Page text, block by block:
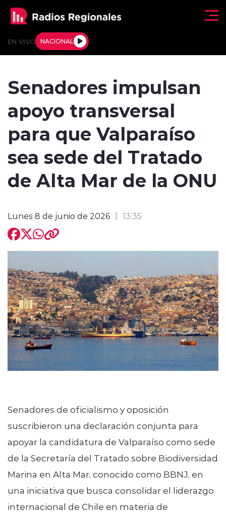
EN VIVO NACIONAL
Tendencias
Deportes
Internacional
Entrevistas
modo claro
Senadores impulsan
apoyo transversal
para que Valparaíso
sea sede del Tratado
de Alta Mar de la ONU
Lunes 8 de junio de 2026 13:35
Senadores de oficialismo y oposición
suscribieron una declaración conjunta para
apoyar la candidatura de Valparaíso como sede
de la Secretaría del Tratado sobre Biodiversidad
Marina en Alta Mar, conocido como BBNJ, en
una iniciativa que busca consolidar el liderazgo
internacional de Chile en materia de